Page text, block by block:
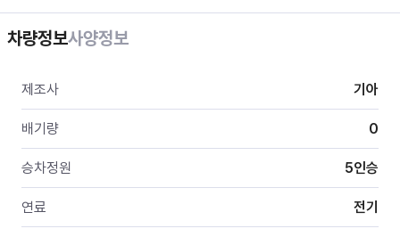
차량정보사양정보
제조사 기아
배기량 0
승차정원 5인승
연료 전기